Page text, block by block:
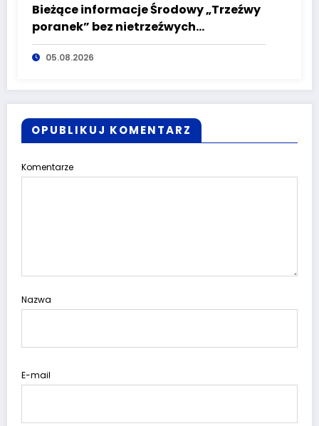
Bieżące informacje Środowy „Trzeźwy
poranek” bez nietrzeźwych
kierujących! To cieszy!
05.08.2026
OPUBLIKUJ KOMENTARZ
Komentarze
Nazwa
E-mail